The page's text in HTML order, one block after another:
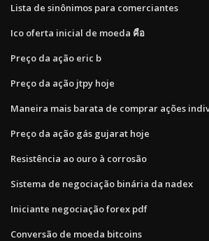
Lista de sinônimos para comerciantes
Ico oferta inicial de moeda คือ
Preço da ação eric b
Preço da ação jtpy hoje
Maneira mais barata de comprar ações
Preço da ação gás gujarat hoje
Resistência ao ouro à corrosão
Sistema de negociação binária da nadex
Iniciante negociação forex pdf
Conversão de moeda bitcoins